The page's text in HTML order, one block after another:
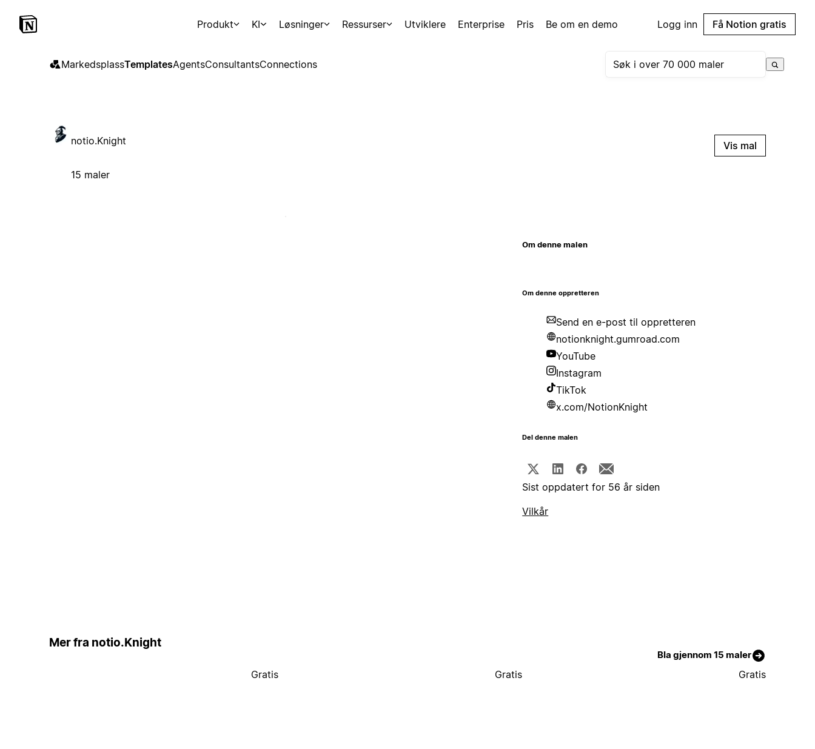
Produkt KI Løsninger Ressurser Utviklere Enterprise Pris Be om en demo Logg inn Få Notion gratis
MarkedsplassTemplatesAgentsConsultantsConnections
notio.Knight
15 maler
Vis mal
Om denne malen
Om denne oppretteren
Send en e-post til oppretteren
notionknight.gumroad.com
YouTube
Instagram
TikTok
x.com/NotionKnight
Del denne malen
Sist oppdatert for 56 år siden
Vilkår
Mer fra notio.Knight
Bla gjennom 15 maler
Gratis Gratis Gratis